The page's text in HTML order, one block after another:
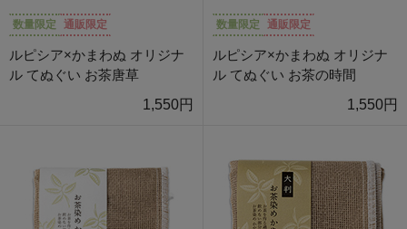
数量限定 通販限定
ルピシア×かまわぬ オリジナ
ル てぬぐい お茶唐草
1,550円
数量限定 通販限定
ルピシア×かまわぬ オリジナ
ル てぬぐい お茶の時間
1,550円